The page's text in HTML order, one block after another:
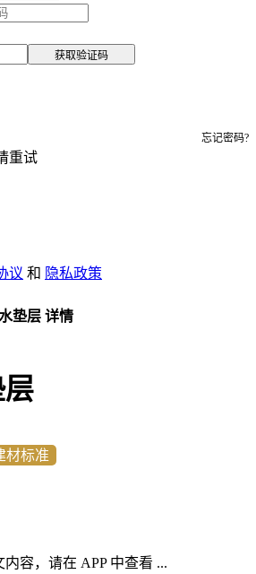
获取验证码
忘记密码?
重试
议 和 隐私政策
垫层 详情
材标准
容，请在 APP 中查看 ...